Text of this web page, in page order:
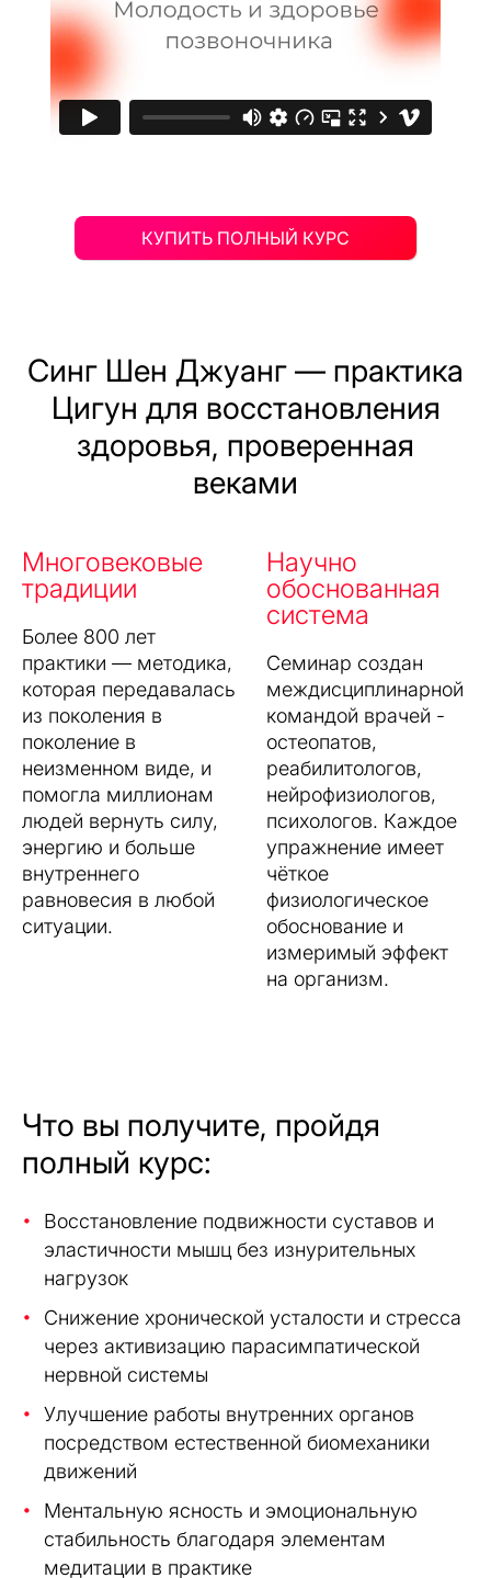
КУПИТЬ ПОЛНЫЙ КУРС
Синг Шен Джуанг — практика
Цигун для восстановления
здоровья, проверенная
веками
Многовековые
традиции
Более 800 лет
практики — методика,
которая передавалась
из поколения в
поколение в
неизменном виде, и
помогла миллионам
людей вернуть силу,
энергию и больше
внутреннего
равновесия в любой
ситуации.
Научно
обоснованная
система
Семинар создан
междисциплинарной
командой врачей -
остеопатов,
реабилитологов,
нейрофизиологов,
психологов. Каждое
упражнение имеет
чёткое
физиологическое
обоснование и
измеримый эффект
на организм.
Что вы получите, пройдя
полный курс:
Восстановление подвижности суставов и
эластичности мышц без изнурительных
нагрузок
Снижение хронической усталости и стресса
через активизацию парасимпатической
нервной системы
Улучшение работы внутренних органов
посредством естественной биомеханики
движений
Ментальную ясность и эмоциональную
стабильность благодаря элементам
медитации в практике